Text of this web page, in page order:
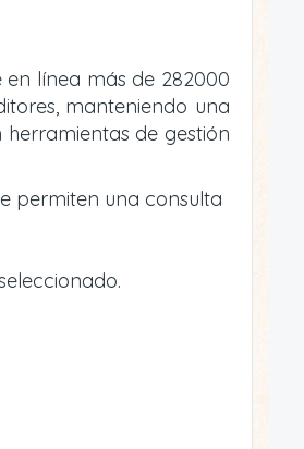
en línea más de 282000
manteniendo una
de gestión
permiten una consulta